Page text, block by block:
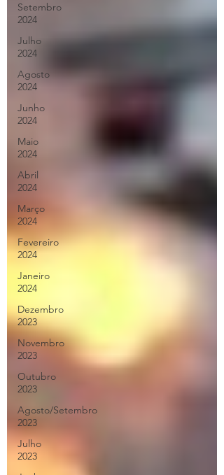
Setembro
2024
Julho
2024
Agosto
2024
Junho
2024
Maio
2024
Abril
2024
Março
2024
Fevereiro
2024
Janeiro
2024
Dezembro
2023
Novembro
2023
Outubro
2023
Agosto/Setembro
2023
Julho
2023